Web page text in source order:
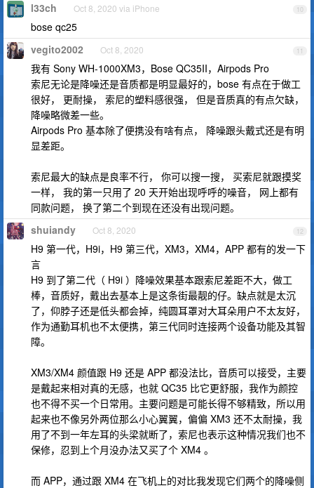
10
l33ch Oct 8, 2020 via iPhone
bose qc25
11
vegito2002 Oct 8, 2020
我有 Sony WH-1000XM3，Bose QC35II，Airpods Pro
索尼无论是降噪还是音质都是明显最好的，bose 有点在于做工
很好， 更耐操， 索尼的塑料感很强， 但是音质真的有点欠缺，
降噪略微差一些。
Airpods Pro 基本除了便携没有啥有点， 降噪跟头戴式还是有明
显差距。
索尼最大的缺点是良率不行， 你可以搜一搜， 买索尼就跟摸奖
一样， 我的第一只用了 20 天开始出现呼呼的噪音， 网上都有
同款问题， 换了第二个到现在还没有出现问题。
12
shuiandy Oct 8, 2020
H9 第一代，H9i，H9 第三代，XM3，XM4，APP 都有的发一下
言
H9 到了第二代（ H9i ）降噪效果基本跟索尼差距不大，做工
棒，音质好，戴出去基本上是这条街最靓的仔。缺点就是太沉
了，仰脖子还是低头都会掉，纯圆耳罩对大耳朵用户不太友好，
作为通勤耳机也不太便携，第三代同时连接两个设备功能及其智
障。
XM3/XM4 颜值跟 H9 还是 APP 都没法比，音质可以接受，主要
是戴起来相对真的无感，也就 QC35 比它更舒服，我作为颜控
也不得不买一个日常用。主要问题是可能长得不够精致，所以用
起来也不像另外两位那么小心翼翼，偏偏 XM3 还不太耐操，我
用了不到一年左耳的头梁就断了，索尼也表示这种情况我们也不
保修，忍到上个月没办法又买了个 XM4 。
而 APP，通过跟 XM4 在飞机上的对比我发现它们两个的降噪侧